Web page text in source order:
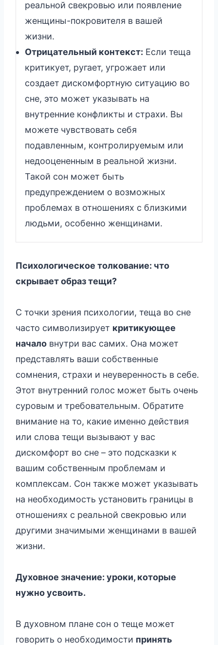
реальной свекровью или появление
женщины-покровителя в вашей
жизни.
Отрицательный контекст: Если теща
критикует, ругает, угрожает или
создает дискомфортную ситуацию во
сне, это может указывать на
внутренние конфликты и страхи. Вы
можете чувствовать себя
подавленным, контролируемым или
недооцененным в реальной жизни.
Такой сон может быть
предупреждением о возможных
проблемах в отношениях с близкими
людьми, особенно женщинами.
Психологическое толкование: что
скрывает образ тещи?
С точки зрения психологии, теща во сне
часто символизирует критикующее
начало внутри вас самих. Она может
представлять ваши собственные
сомнения, страхи и неуверенность в себе.
Этот внутренний голос может быть очень
суровым и требовательным. Обратите
внимание на то, какие именно действия
или слова тещи вызывают у вас
дискомфорт во сне – это подсказки к
вашим собственным проблемам и
комплексам. Сон также может указывать
на необходимость установить границы в
отношениях с реальной свекровью или
другими значимыми женщинами в вашей
жизни.
Духовное значение: уроки, которые
нужно усвоить.
В духовном плане сон о теще может
говорить о необходимости принять